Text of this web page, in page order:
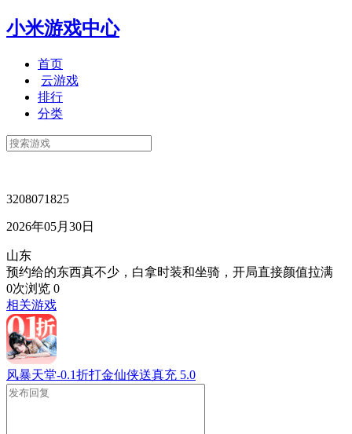
小米游戏中心
首页
云游戏
排行
分类
3208071825
2026年05月30日
山东
预约给的东西真不少，白拿时装和坐骑，开局直接颜值拉满
0次浏览 0
相关游戏
风暴天堂-0.1折打金仙侠送真充 5.0